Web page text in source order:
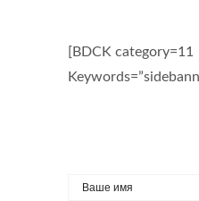
[BDCK category=11